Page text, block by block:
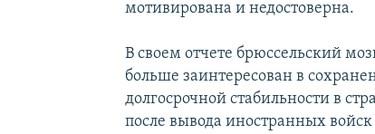
мотивирована и недостоверна.
В своем отчете брюссельский
больше заинтересован в
долгосрочной стабильности в
после вывода иностранных